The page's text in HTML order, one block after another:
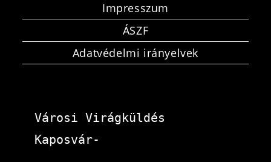
Impresszum
ÁSZF
Adatvédelmi irányelvek
Városi Virágküldés
Kaposvár-